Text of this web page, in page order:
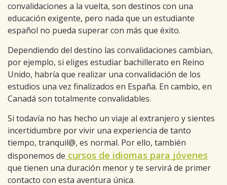
convalidaciones a la vuelta, son destinos con una
educación exigente, pero nada que un estudiante
español no pueda superar con más que éxito.
Dependiendo del destino las convalidaciones cambian,
por ejemplo, si eliges estudiar bachillerato en Reino
Unido, habría que realizar una convalidación de los
estudios una vez finalizados en España. En cambio, en
Canadá son totalmente convalidables.
Si todavía no has hecho un viaje al extranjero y sientes
incertidumbre por vivir una experiencia de tanto
tiempo, tranquil@, es normal. Por ello, también
disponemos de cursos de idiomas para jóvenes
que tienen una duración menor y te servirá de primer
contacto con esta aventura única.